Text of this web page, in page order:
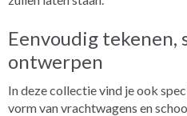
Eenvoudig tekenen,
ontwerpen
In deze collectie vind je ook
vorm van vrachtwagens en